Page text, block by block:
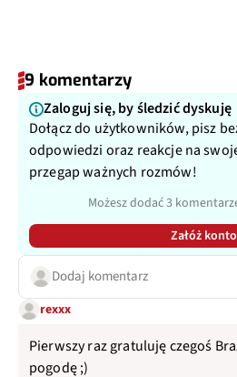
9 komentarzy
Zaloguj się, by śledzić dyskuję
Dołącz do użytkowników, pisz
odpowiedzi oraz reakcje na
przegap ważnych rozmów!
Możesz dodać 3
Załóż konto
Dodaj komentarz
rexxx
Pierwszy raz gratuluję czegoś
pogodę ;)